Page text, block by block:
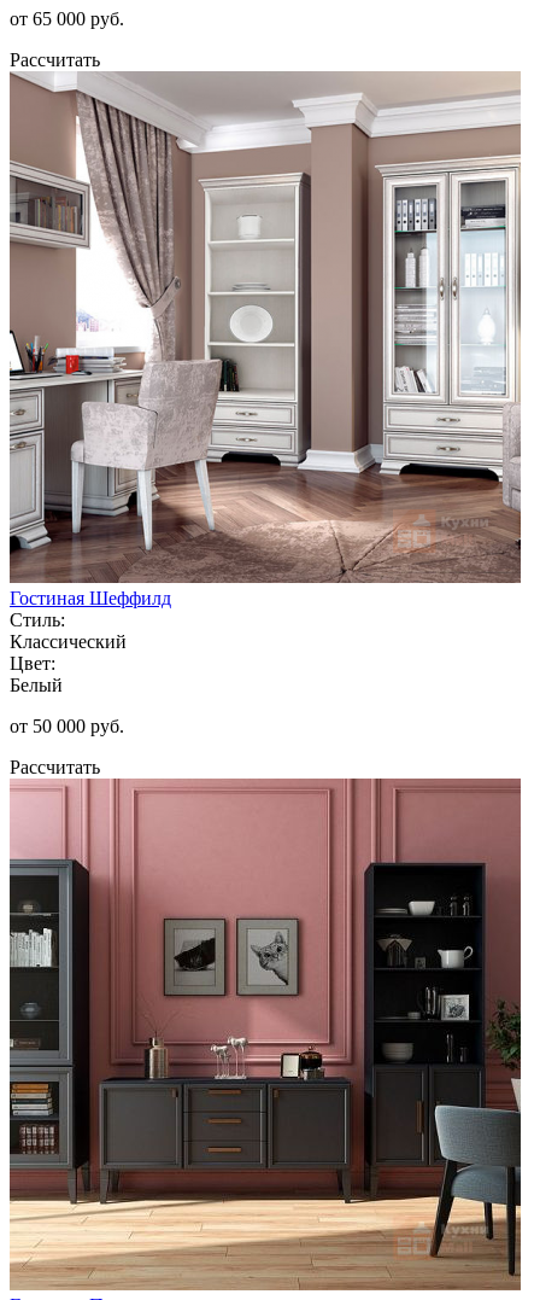
от 65 000 руб.
Рассчитать
Гостиная Шеффилд
Стиль:
Классический
Цвет:
Белый
от 50 000 руб.
Рассчитать